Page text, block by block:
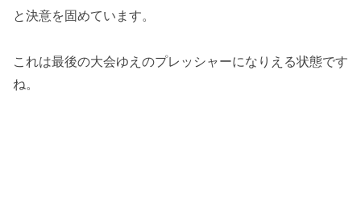
と決意を固めています。
これは最後の大会ゆえのプレッシャーになりえる状態です
ね。